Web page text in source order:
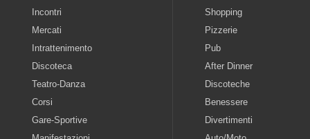
Incontri
Mercati
Intrattenimento
Discoteca
Teatro-Danza
Corsi
Gare-Sportive
Shopping
Pizzerie
Pub
After Dinner
Discoteche
Benessere
Divertimenti